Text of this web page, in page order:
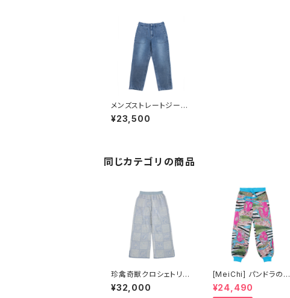
メンズストレートジーン
ズ
¥23,500
同じカテゴリの商品
珍禽奇獣クロシェトリム
ズボン
¥32,000
[MeiChi] パンドラの箱
－ドラゴンフルーツニッ
トジョガーパンツ
¥24,490